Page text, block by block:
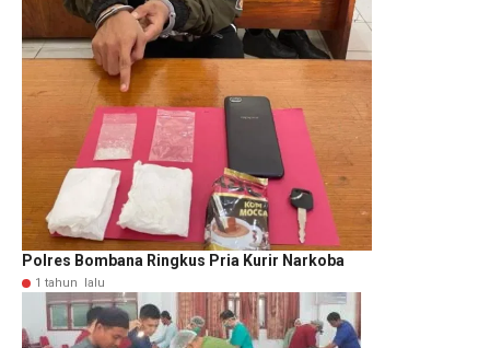
Polres Bombana Ringkus Pria Kurir Narkoba
1 tahun lalu